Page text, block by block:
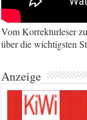
Vom Korrekturleser
über die wichtigsten
Anzeige